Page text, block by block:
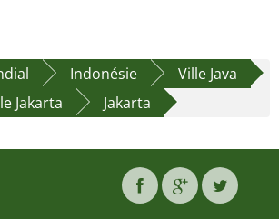
Indonésie
Ville Java
Jakarta
Jakarta